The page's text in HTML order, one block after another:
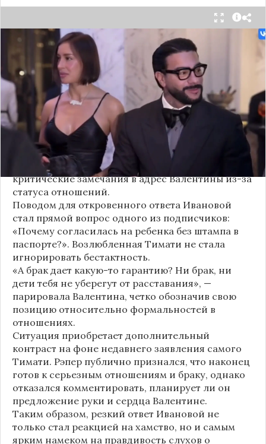
Валентина Иванова, избранница рэпера Тимати,
публично ответила на бестактный вопрос о
своем решении родить ребенка вне
официального брака. Ее резкая реакция стала
первым косвенным подтверждением слухов о
рождении дочери, ранее распространяемых
изданием «СтарХит».
Хотя сама звездная пара официально не
объявляла о пополнении, поклонники уже
засыпали их поздравлениями. Однако
некоторые комментаторы позволили себе
критические замечания в адрес Валентины из-за
статуса отношений.
Поводом для откровенного ответа Ивановой
стал прямой вопрос одного из подписчиков:
«Почему согласилась на ребенка без штампа в
паспорте?». Возлюбленная Тимати не стала
игнорировать бестактность.
«А брак дает какую-то гарантию? Ни брак, ни
дети тебя не уберегут от расставания», —
парировала Валентина, четко обозначив свою
позицию относительно формальностей в
отношениях.
Ситуация приобретает дополнительный
контраст на фоне недавнего заявления самого
Тимати. Рэпер публично признался, что наконец
готов к серьезным отношениям и браку, однако
отказался комментировать, планирует ли он
предложение руки и сердца Валентине.
Таким образом, резкий ответ Ивановой не
только стал реакцией на хамство, но и самым
ярким намеком на правдивость слухов о